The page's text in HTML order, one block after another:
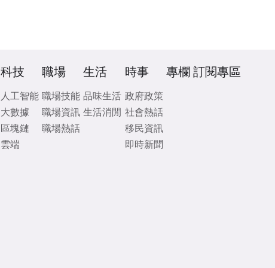
科技
人工智能
大數據
區塊鏈
雲端
職場
職場技能
職場資訊
職場熱話
生活
品味生活
生活消閒
時事
政府政策
社會熱話
移民資訊
即時新聞
專欄 訂閱專區